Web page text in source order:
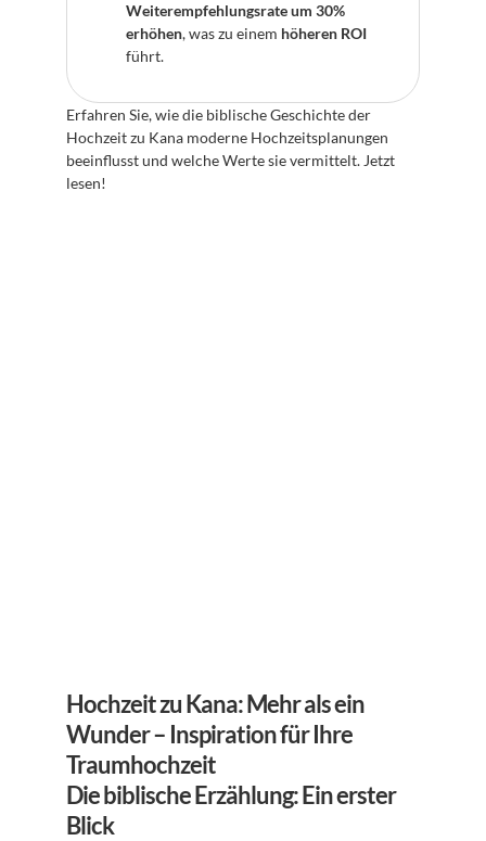
Weiterempfehlungsrate um 30%
erhöhen, was zu einem höheren ROI
führt.
Erfahren Sie, wie die biblische Geschichte der
Hochzeit zu Kana moderne Hochzeitsplanungen
beeinflusst und welche Werte sie vermittelt. Jetzt
lesen!
Hochzeit zu Kana: Mehr als ein
Wunder – Inspiration für Ihre
Traumhochzeit
Die biblische Erzählung: Ein erster
Blick